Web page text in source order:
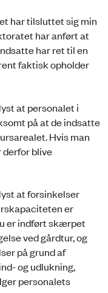
har tilsluttet sig min
har anført at
har ret til en
faktisk opholder
at personalet i
på at de indsatte
Hvis man
derfor blive
at forsinkelser
er
er indført skærpet
ved gårdtur, og
på grund af
og udlukning,
personalets